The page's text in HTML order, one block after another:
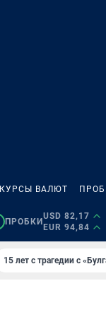
КУРСЫ ВАЛЮТ
ПРОБКИ
USD 82,17
EUR 94,84
15 лет с трагедии с